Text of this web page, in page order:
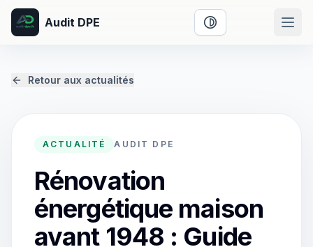
Audit DPE Activer le mode
Retour aux actualités
ACTUALITÉ AUDIT DPE
Rénovation
énergétique maison
avant 1948 : Guide